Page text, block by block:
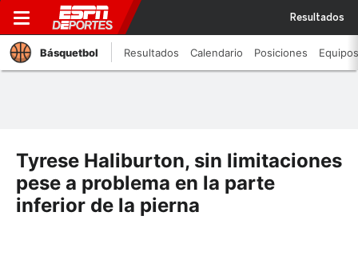
Resultados
Básquetbol Resultados Calendario Posiciones Equipos
Tyrese Haliburton, sin limitaciones
pese a problema en la parte
inferior de la pierna